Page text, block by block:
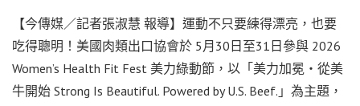
【今傳媒／記者張淑慧 報導】運動不只要練得漂亮，也要
吃得聰明！美國肉類出口協會於 5月30日至31日參與 2026
Women’s Health Fit Fest 美力綠動節，以「美力加冕・從美
牛開始 Strong Is Beautiful. Powered by U.S. Beef.」為主題，